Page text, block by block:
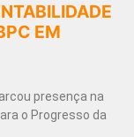
EM
presença na
o Progresso da